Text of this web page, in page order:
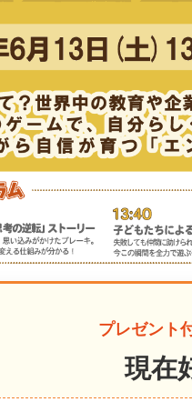
プレゼント
現在